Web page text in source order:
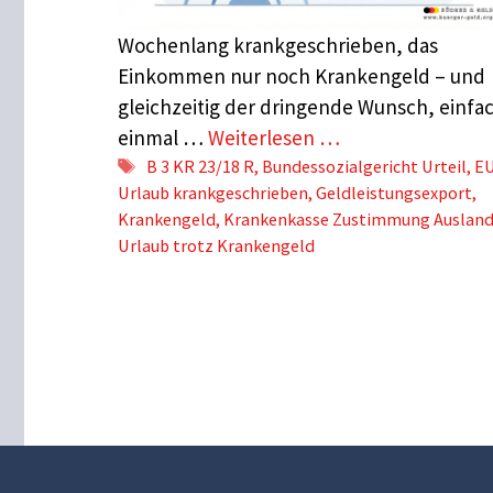
Wochenlang krankgeschrieben, das
Einkommen nur noch Krankengeld – und
gleichzeitig der dringende Wunsch,
einmal … Weiterlesen …
Schlagwörter
B 3 KR 23/18 R, Bundessozialgericht Urteil,
Urlaub krankgeschrieben, Geldleistungsexport,
Krankengeld, Krankenkasse Zustimmung Ausland
Urlaub trotz Krankengeld